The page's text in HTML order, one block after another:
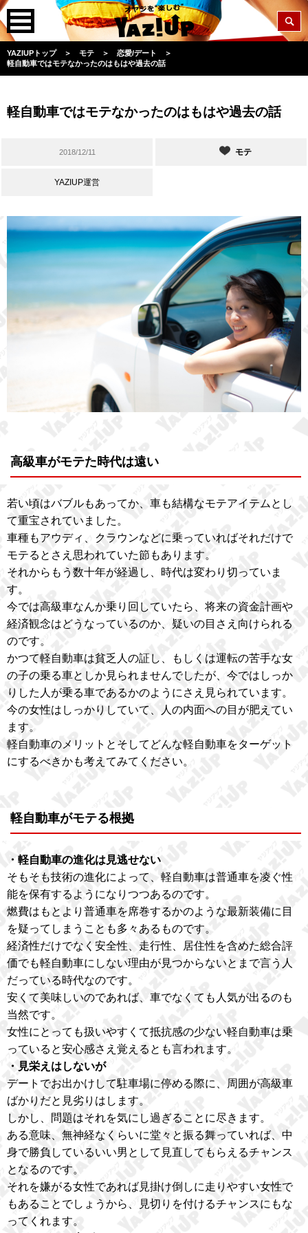
YAZIUPトップ ＞ モテ ＞ 恋愛/デート
＞
軽自動車ではモテなかったのはもはや過去の話
軽自動車ではモテなかったのはもはや過去の話
2018/12/11 モテ
YAZIUP運営
高級車がモテた時代は遠い
若い頃はバブルもあってか、車も結構なモテアイテムとし
て重宝されていました。
車種もアウディ、クラウンなどに乗っていればそれだけで
モテるとさえ思われていた節もあります。
それからもう数十年が経過し、時代は変わり切っていま
す。
今では高級車なんか乗り回していたら、将来の資金計画や
経済観念はどうなっているのか、疑いの目さえ向けられる
のです。
かつて軽自動車は貧乏人の証し、もしくは運転の苦手な女
の子の乗る車としか見られませんでしたが、今ではしっか
りした人が乗る車であるかのようにさえ見られています。
今の女性はしっかりしていて、人の内面への目が肥えてい
ます。
軽自動車のメリットとそしてどんな軽自動車をターゲット
にするべきかも考えてみてください。
軽自動車がモテる根拠
・軽自動車の進化は見逃せない
そもそも技術の進化によって、軽自動車は普通車を凌ぐ性
能を保有するようになりつつあるのです。
燃費はもとより普通車を席巻するかのような最新装備に目
を疑ってしまうことも多々あるものです。
経済性だけでなく安全性、走行性、居住性を含めた総合評
価でも軽自動車にしない理由が見つからないとまで言う人
だっている時代なのです。
安くて美味しいのであれば、車でなくても人気が出るのも
当然です。
女性にとっても扱いやすくて抵抗感の少ない軽自動車は乗
っていると安心感さえ覚えるとも言われます。
・見栄えはしないが
デートでお出かけして駐車場に停める際に、周囲が高級車
ばかりだと見劣りはします。
しかし、問題はそれを気にし過ぎることに尽きます。
ある意味、無神経なくらいに堂々と振る舞っていれば、中
身で勝負しているいい男として見直してもらえるチャンス
となるのです。
それを嫌がる女性であれば見掛け倒しに走りやすい女性で
もあることでしょうから、見切りを付けるチャンスにもな
ってくれます。